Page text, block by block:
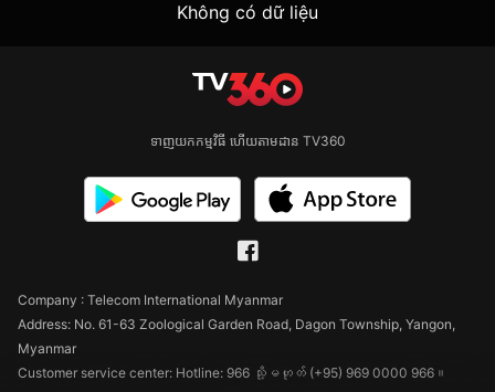
Không có dữ liệu
ទាញយកកម្មវិធី ហើយតាមដាន TV360
Company : Telecom International Myanmar
Address: No. 61-63 Zoological Garden Road, Dagon Township, Yangon,
Myanmar
Customer service center: Hotline: 966 သို့မဟုတ် (+95) 969 0000 966။